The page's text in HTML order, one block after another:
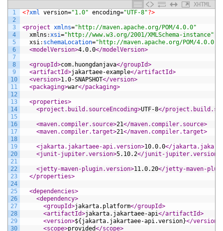
XHTML
1
2
3
4
5
6
7
8
9
10
11
12
13
14
15
16
17
18
19
20
21
22
23
24
25
26
27
28
29
30
<?xml version="1.0" encoding="UTF-8"?>
<project xmlns="http://maven.apache.org/POM/4.0.0"
xmlns : xsi="http://www.w3.org/2001/XMLSchema-instance"
xsi : schemaLocation="http://maven.apache.org/POM/4.0.0
<modelVersion>4.0.0</modelVersion>
<groupId>com.huongdanjava</groupId>
<artifactId>jakartaee-example</artifactId>
<version>1.0-SNAPSHOT</version>
<packaging>war</packaging>
<properties>
<project.build.sourceEncoding>UTF-8</
<maven.compiler.source>21</maven.compiler.source>
<maven.compiler.target>21</maven.compiler.target>
<jakarta.jakartaee-api.version>10.0.0</
<junit-jupiter.version>5.10.2</junit-jupiter.version>
<jetty-maven-plugin.version>11.0.20</jetty-maven-
</properties>
<dependencies>
<dependency>
<groupId>jakarta.platform</groupId>
<artifactId>jakarta.jakartaee-api</artifactId>
<version>${jakarta.jakartaee-api.version}</version>
<scope>provided</scope>